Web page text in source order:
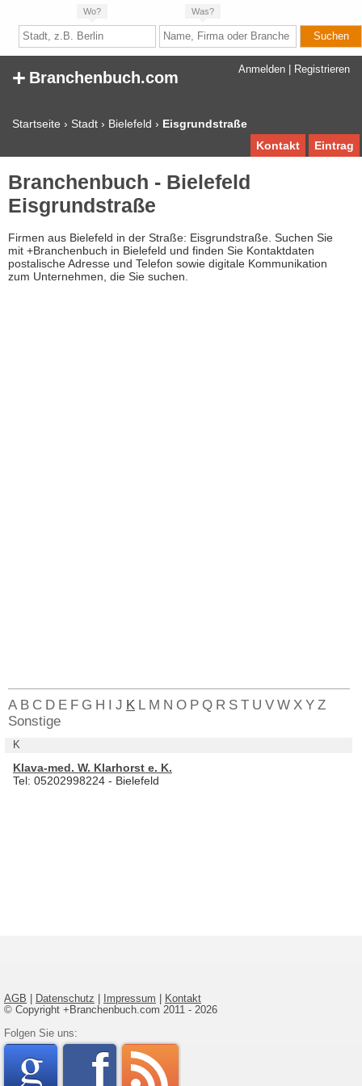
Wo? Was?
Anmelden Registrieren
+ Branchenbuch.com
Startseite › Stadt › Bielefeld › Eisgrundstraße
Eintrag
Kontakt
Branchenbuch - Bielefeld
Eisgrundstraße
Firmen aus Bielefeld in der Straße: Eisgrundstraße. Suchen Sie
mit +Branchenbuch in Bielefeld und finden Sie Kontaktdaten
postalische Adresse und Telefon sowie digitale Kommunikation
zum Unternehmen, die Sie suchen.
A B C D E F G H I J K L M N O P Q R S T U V W X Y Z
Sonstige
K
Klava-med. W. Klarhorst e. K.
Tel: 05202998224 - Bielefeld
AGB Datenschutz Impressum
Kontakt
© Copyright +Branchenbuch.com 2011 - 2026
Folgen Sie uns:
google